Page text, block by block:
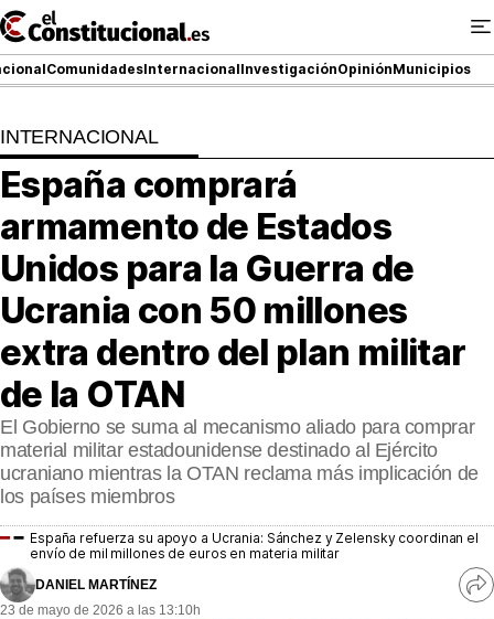
Ir
al
contenido
ComunidadesInternacionalInvestigaciónOpiniónMunicipios
NACIONAL
COMUNIDADES
ElConstitucional TV
MásQueTele
ElConstitucional +
MásQueEstilo
MásQuePartidos
MásQueSucesos
MásQueMercados
JuicioExprés
INTERNACIONAL
España comprará
armamento de Estados
Unidos para la Guerra de
Ucrania con 50 millones
extra dentro del plan militar
de la OTAN
El Gobierno se suma al mecanismo aliado para comprar
material militar estadounidense destinado al Ejército
ucraniano mientras la OTAN reclama más implicación de
los países miembros
España refuerza su apoyo a Ucrania: Sánchez y Zelensky coordinan el
envío de mil millones de euros en materia militar
DANIEL MARTÍNEZ
23 de mayo de 2026 a las 13:10h